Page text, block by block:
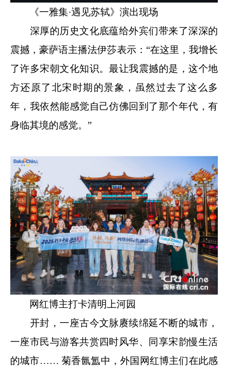
《一雅集·遇见苏轼》演出现场
深厚的历史文化底蕴给外宾们带来了深深的
震撼，豪萨语主播法伊莎表示：“在这里，我增长
了许多宋朝文化知识。最让我震撼的是，这个地
方还原了北宋时期的景象，虽然过去了这么多
年，我依然能感觉自己仿佛回到了那个年代，有
身临其境的感觉。”
网红博主打卡清明上河园
开封，一座古今文脉赓续绵延不断的城市，
一座市民与游客共赏四时风华、同享宋韵慢生活
的城市…… 菊香氤氲中，外国网红博主们在此感